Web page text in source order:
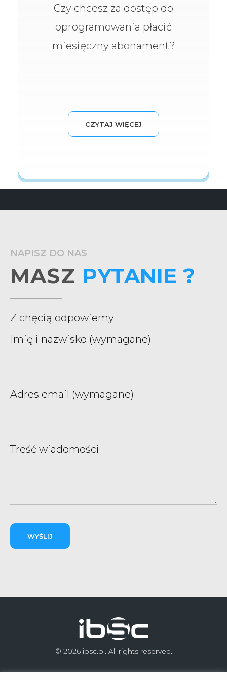
Czy chcesz za dostęp do
oprogramowania płacić
miesięczny abonament?
CZYTAJ WIĘCEJ
NAPISZ DO NAS
MASZ PYTANIE ?
Z chęcią odpowiemy
Imię i nazwisko (wymagane)
Adres email (wymagane)
Treść wiadomości
© 2026 ibsc.pl. All rights reserved.